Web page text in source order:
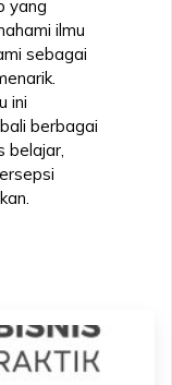
yang
ilmu
sebagai
ini
berbagai
belajar,